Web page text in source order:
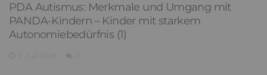
PDA Autismus: Merkmale und Umgang mit
PANDA-Kindern – Kinder mit starkem
Autonomiebedürfnis (1)